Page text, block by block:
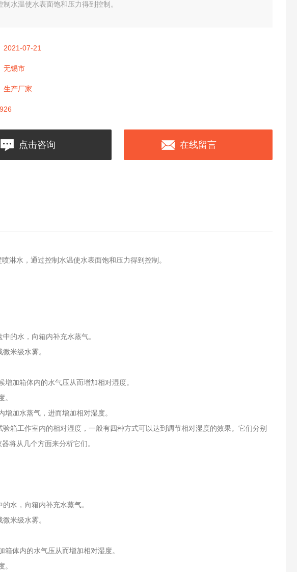
制水温使水表面饱和压力得到控制。
2021-07-21
无锡市
生产厂家
点击咨询 在线留言
淋水，通过控制水温使水表面饱和压力得到控制。
的水，向箱内补充水蒸气。
米级水雾。
加箱体内的水气压从而增加相对湿度。
加水蒸气，进而增加相对湿度。
箱工作室内的相对湿度，一般有四种方式可以达到调节相对湿度的效果。它们分别
将从几个方面来分析它们。
水，向箱内补充水蒸气。
米级水雾。
体内的水气压从而增加相对湿度。